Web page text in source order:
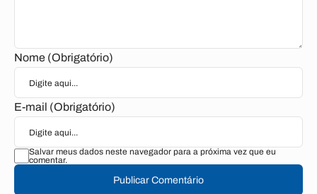
Nome (Obrigatório)
E-mail (Obrigatório)
Salvar meus dados neste navegador para a próxima vez que eu
comentar.
Publicar Comentário